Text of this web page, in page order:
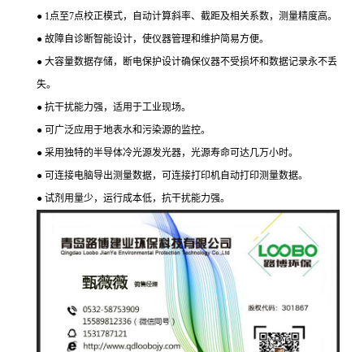
● 1点至7点校正模式，自动计算斜率、截距及相关系数，测量精度高。
● 故障自诊断智能设计，使仪器管理和维护简易方便。
● 大容量数据存储，断电保护设计确保仪器不受损坏和数据记录永不丢
失。
● 抗干扰能力强，适用于工业现场。
● 可广泛应用于地表水和污染源的监控。
● 采用独特的半导体冷光源发光器，光源寿命可达几万小时。
● 可连接电脑导出测量数据，可连接打印机自动打印测量数据。
● 试剂用量少，运行成本低，抗干扰能力强。